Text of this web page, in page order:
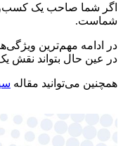
شماست.
در ادامه مهم‌ترین
در عین حال بتواند نقش
همچنین می‌توانید مقاله